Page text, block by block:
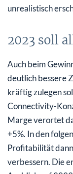
unrealistisch
2023 soll
Auch beim
deutlich bessere
kräftig zulegen
Connectivity-
Marge verortet
+5%. In den
Profitabilität
verbessern. Die